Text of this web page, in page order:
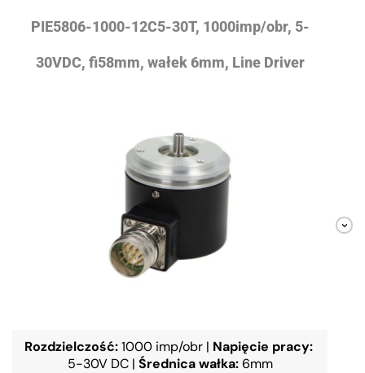
PIE5806-1000-12C5-30T, 1000imp/obr, 5-
30VDC, fi58mm, wałek 6mm, Line Driver
Rozdzielczość: 1000 imp/obr | Napięcie pracy:
5-30V DC | Średnica wałka: 6mm